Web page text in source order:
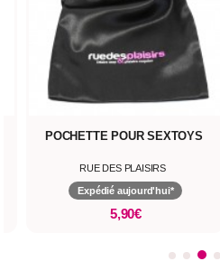
MIXGLISS CLEAN - NETTOYANT
MIXGLISS
Expédié aujourd'hui*
15,90€